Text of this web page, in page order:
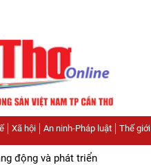
Xã hội An ninh-Pháp luật Thế giới
động và phát triển